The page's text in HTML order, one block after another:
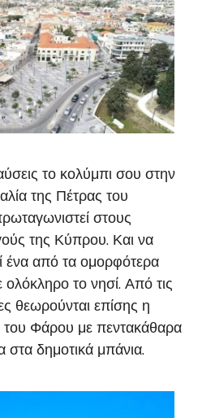
το κολύμπι σου στην
της Πέτρας του
στους
της Κύπρου. Και να
ένα από τα ομορφότερα
ολόκληρο το νησί. Από τις
θεωρούνται επίσης η
Φάρου με πεντακάθαρα
στα δημοτικά μπάνια.